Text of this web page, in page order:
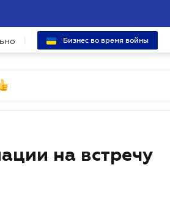
Бизнес во время войны
на встречу